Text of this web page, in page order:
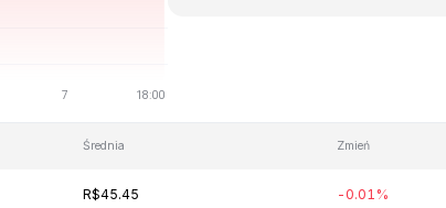
Średnia Zmień
R$45.45 -0.01%